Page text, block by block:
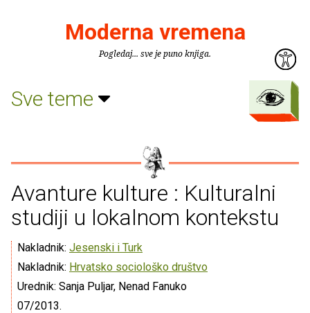
Moderna vremena
Pogledaj... sve je puno knjiga.
Sve teme
Avanture kulture : Kulturalni
studiji u lokalnom kontekstu
Nakladnik: Jesenski i Turk
Nakladnik: Hrvatsko sociološko društvo
Urednik: Sanja Puljar, Nenad Fanuko
07/2013.